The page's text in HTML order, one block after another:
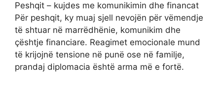
Peshqit – kujdes me komunikimin dhe financat
Për peshqit, ky muaj sjell nevojën për vëmendje
të shtuar në marrëdhënie, komunikim dhe
çështje financiare. Reagimet emocionale mund
të krijojnë tensione në punë ose në familje,
prandaj diplomacia është arma më e fortë.